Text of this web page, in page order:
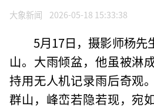
大象新闻 2026-05-18 15:33:38
5月17日，摄影师杨先
山。大雨倾盆，他虽被
持用无人机记录雨后奇观
群山，峰峦若隐若现，宛